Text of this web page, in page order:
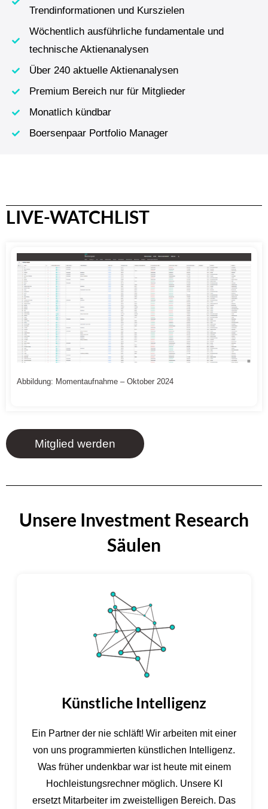
Trendinformationen und Kurszielen
Wöchentlich ausführliche fundamentale und
technische Aktienanalysen
Über 240 aktuelle Aktienanalysen
Premium Bereich nur für Mitglieder
Monatlich kündbar
Boersenpaar Portfolio Manager
LIVE-WATCHLIST
Abbildung: Momentaufnahme – Oktober 2024
Mitglied werden
Unsere Investment Research
Säulen
Künstliche Intelligenz
Ein Partner der nie schläft! Wir arbeiten mit einer
von uns programmierten künstlichen Intelligenz.
Was früher undenkbar war ist heute mit einem
Hochleistungsrechner möglich. Unsere KI
ersetzt Mitarbeiter im zweistelligen Bereich. Das